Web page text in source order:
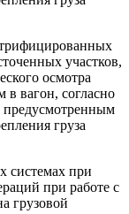
участков,
осмотра
в вагон, согласно
груза
системах при
при работе с
грузовой